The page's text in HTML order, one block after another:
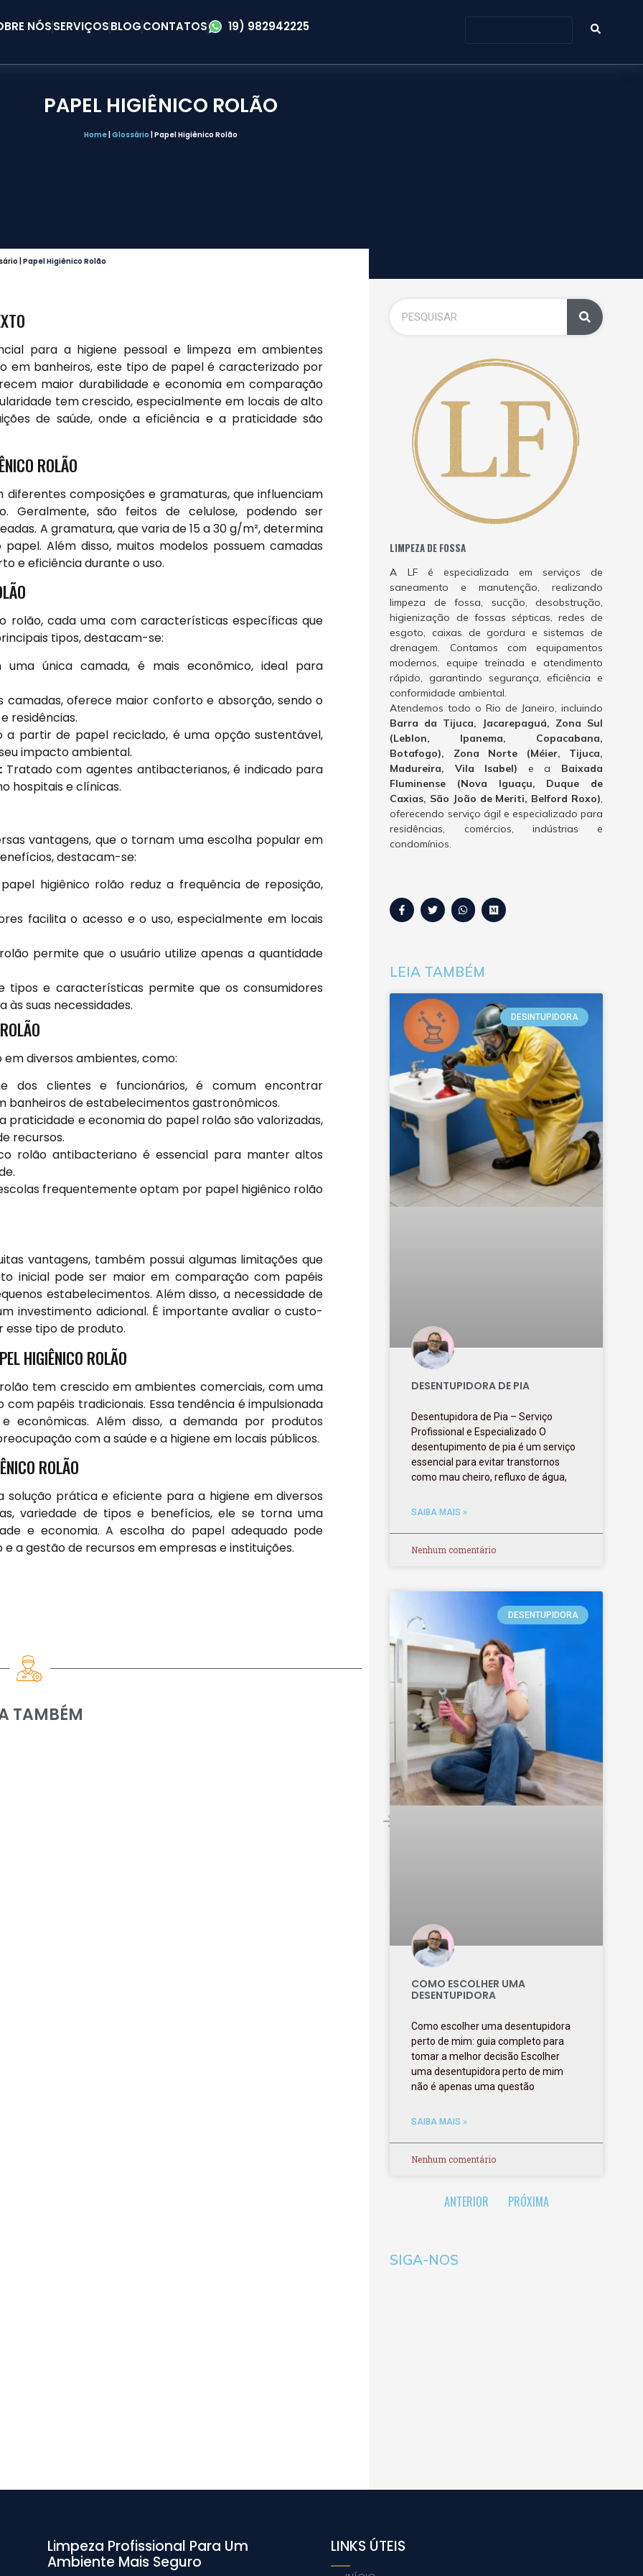
NÓSSERVIÇOSBLOGCONTATOS 19) 982942225
PAPEL HIGIÊNICO ROLÃO
Home Glossário Papel Higiênico Rolão
|Papel Higiênico Rolão
para a higiene pessoal e limpeza em ambientes
em banheiros, este tipo de papel é caracterizado por
maior durabilidade e economia em comparação
tem crescido, especialmente em locais de alto
de saúde, onde a eficiência e a praticidade são
ROLÃO
composições e gramaturas, que influenciam
Geralmente, são feitos de celulose, podendo ser
A gramatura, que varia de 15 a 30 g/m², determina
Além disso, muitos modelos possuem camadas
e eficiência durante o uso.
rolão, cada uma com características específicas que
tipos, destacam-se:
única camada, é mais econômico, ideal para
camadas, oferece maior conforto e absorção, sendo o
residências.
a partir de papel reciclado, é uma opção sustentável,
impacto ambiental.
Tratado com agentes antibacterianos, é indicado para
hospitais e clínicas.
vantagens, que o tornam uma escolha popular em
destacam-se:
higiênico rolão reduz a frequência de reposição,
facilita o acesso e o uso, especialmente em locais
permite que o usuário utilize apenas a quantidade
tipos e características permite que os consumidores
suas necessidades.
diversos ambientes, como:
dos clientes e funcionários, é comum encontrar
banheiros de estabelecimentos gastronômicos.
praticidade e economia do papel rolão são valorizadas,
recursos.
rolão antibacteriano é essencial para manter altos
frequentemente optam por papel higiênico rolão
vantagens, também possui algumas limitações que
inicial pode ser maior em comparação com papéis
estabelecimentos. Além disso, a necessidade de
investimento adicional. É importante avaliar o custo-
tipo de produto.
HIGIÊNICO ROLÃO
tem crescido em ambientes comerciais, com uma
papéis tradicionais. Essa tendência é impulsionada
econômicas. Além disso, a demanda por produtos
com a saúde e a higiene em locais públicos.
ROLÃO
prática e eficiente para a higiene em diversos
variedade de tipos e benefícios, ele se torna uma
e economia. A escolha do papel adequado pode
a gestão de recursos em empresas e instituições.
TAMBÉM
LIMPEZA DE FOSSA
A LF é especializada em serviços de
saneamento e manutenção, realizando
limpeza de fossa, sucção, desobstrução,
higienização de fossas sépticas, redes de
esgoto, caixas de gordura e sistemas de
drenagem. Contamos com equipamentos
modernos, equipe treinada e atendimento
rápido, garantindo segurança, eficiência e
conformidade ambiental.
Atendemos todo o Rio de Janeiro, incluindo
Barra da Tijuca, Jacarepaguá, Zona Sul
(Leblon, Ipanema, Copacabana,
Botafogo), Zona Norte (Méier, Tijuca,
Madureira, Vila Isabel) e a Baixada
Fluminense (Nova Iguaçu, Duque de
Caxias, São João de Meriti, Belford Roxo),
oferecendo serviço ágil e especializado para
residências, comércios, indústrias e
condomínios.
LEIA TAMBÉM
DESINTUPIDORA
DESENTUPIDORA DE PIA
Desentupidora de Pia – Serviço
Profissional e Especializado O
desentupimento de pia é um serviço
essencial para evitar transtornos
como mau cheiro, refluxo de água,
SAIBA MAIS »
Nenhum comentário
DESENTUPIDORA
COMO ESCOLHER UMA
DESENTUPIDORA
Como escolher uma desentupidora
perto de mim: guia completo para
tomar a melhor decisão Escolher
uma desentupidora perto de mim
não é apenas uma questão
SAIBA MAIS »
Nenhum comentário
ANTERIOR PRÓXIMA
SIGA-NOS
Limpeza Profissional Para Um
Ambiente Mais Seguro
LINKS ÚTEIS